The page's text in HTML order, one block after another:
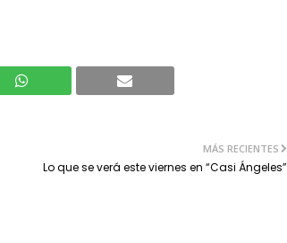
MÁS RECIENTES
Lo que se verá este viernes en “Casi Ángeles”